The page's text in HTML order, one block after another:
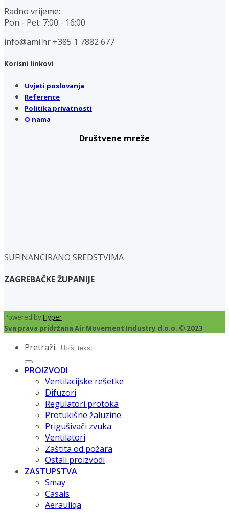
Radno vrijeme:
Pon - Pet: 7:00 - 16:00
info@ami.hr +385 1 7882 677
Korisni linkovi
Uvjeti poslovanja
Reference
Politika privatnosti
O nama
Društvene mreže
SUFINANCIRANO SREDSTVIMA
ZAGREBAČKE ŽUPANIJE
Powered byHyper
Sva prava pridržana Air Movement Industry d.o.o. © 2023
Pretraži:
PROIZVODI
Ventilacijske rešetke
Difuzori
Regulatori protoka
Protukišne žaluzine
Prigušivači zvuka
Ventilatori
Zaštita od požara
Ostali proizvodi
ZASTUPSTVA
Smay
Casals
Aerauliqa